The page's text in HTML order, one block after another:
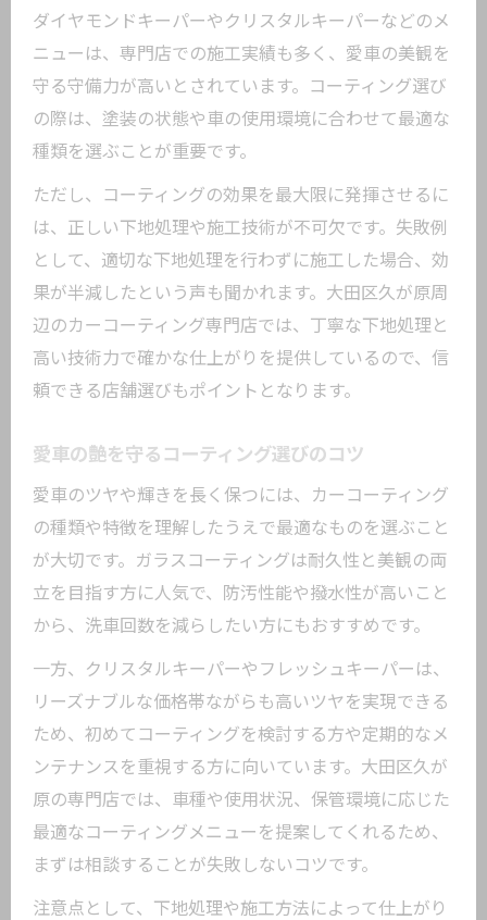
ダイヤモンドキーパーやクリスタルキーパーなどのメ
ニューは、専門店での施工実績も多く、愛車の美観を
守る守備力が高いとされています。コーティング選び
の際は、塗装の状態や車の使用環境に合わせて最適な
種類を選ぶことが重要です。
ただし、コーティングの効果を最大限に発揮させるに
は、正しい下地処理や施工技術が不可欠です。失敗例
として、適切な下地処理を行わずに施工した場合、効
果が半減したという声も聞かれます。大田区久が原周
辺のカーコーティング専門店では、丁寧な下地処理と
高い技術力で確かな仕上がりを提供しているので、信
頼できる店舗選びもポイントとなります。
愛車の艶を守るコーティング選びのコツ
愛車のツヤや輝きを長く保つには、カーコーティング
の種類や特徴を理解したうえで最適なものを選ぶこと
が大切です。ガラスコーティングは耐久性と美観の両
立を目指す方に人気で、防汚性能や撥水性が高いこと
から、洗車回数を減らしたい方にもおすすめです。
一方、クリスタルキーパーやフレッシュキーパーは、
リーズナブルな価格帯ながらも高いツヤを実現できる
ため、初めてコーティングを検討する方や定期的なメ
ンテナンスを重視する方に向いています。大田区久が
原の専門店では、車種や使用状況、保管環境に応じた
最適なコーティングメニューを提案してくれるため、
まずは相談することが失敗しないコツです。
注意点として、下地処理や施工方法によって仕上がり